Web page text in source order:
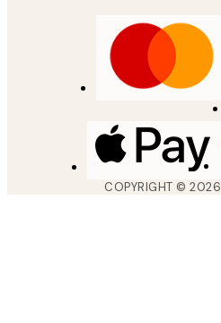
COPYRIGHT ©2026